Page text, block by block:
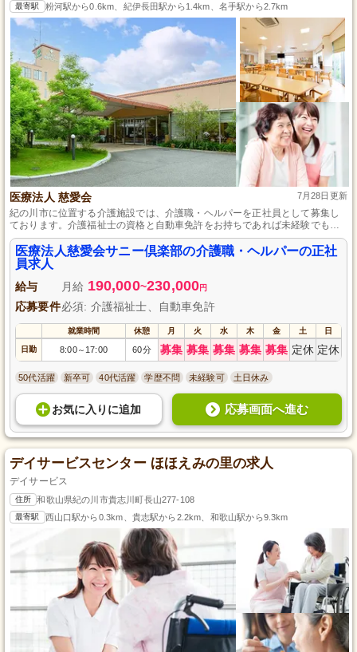
最寄駅 粉河駅から0.6km、紀伊長田駅から1.4km、名手駅から2.7km
医療法人 慈愛会 7月28日更新
紀の川市に位置する介護施設では、介護職・ヘルパーを正社員として募集し
ております。介護福祉士の資格と自動車免許をお持ちであれば未経験でも大
歓迎です。地域に根差し、医療と福祉の幅広いサービスを提供する当施設
で、入浴・食事介助などの介護業務全般に加え、レクリエーションや送迎業
務も担っていただきます。働きやすい環境も魅力の一つで、ほぼ残業なし、
土日祝日休みでプライベートを大切にできる点もおすすめです。
医療法人慈愛会サニー倶楽部の介護職・ヘルパーの正社
員求人
給与 月給 190,000~230,000円
応募要件必須: 介護福祉士、自動車免許
就業時間 休憩 月 火 水 木 金 土 日
日勤 8:00～ 17:00 60分 募集 募集 募集 募集 募集 定休 定休
50代活躍 新卒可 40代活躍 学歴不問 未経験可 土日休み
お気に入り に追加 応募画面へ進む
デイサービスセンター ほほえみの里の求人
デイサービス
住所 和歌山県紀の川市貴志川町長山277-108
最寄駅 西山口駅から0.3km、貴志駅から2.2km、和歌山駅から9.3km